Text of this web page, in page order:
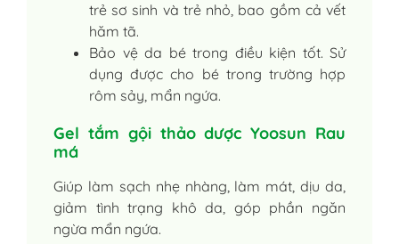
trẻ sơ sinh và trẻ nhỏ, bao gồm cả vết
hăm tã.
Bảo vệ da bé trong điều kiện tốt. Sử
dụng được cho bé trong trường hợp
rôm sảy, mẩn ngứa.
Gel tắm gội thảo dược Yoosun Rau
má
Giúp làm sạch nhẹ nhàng, làm mát, dịu da,
giảm tình trạng khô da, góp phần ngăn
ngừa mẩn ngứa.